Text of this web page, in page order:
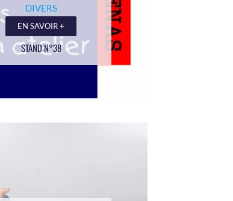
DIVERS
EN SAVOIR +
STAND N°38